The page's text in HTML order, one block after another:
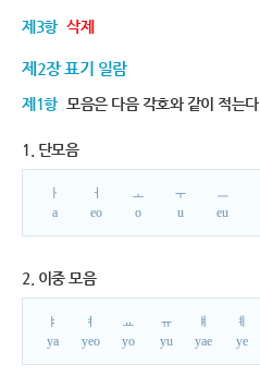
제3항 삭제
제2장 표기 일람
제1항 모음은 다음 각호와 같이 적는다.
1. 단모음
ㅏ
a
ㅓ
eo
ㅗ
o
ㅜ
u
ㅡ
eu
2. 이중 모음
ㅑ
ya
ㅕ
yeo
ㅛ
yo
ㅠ
yu
ㅒ
yae
ㅖ
ye